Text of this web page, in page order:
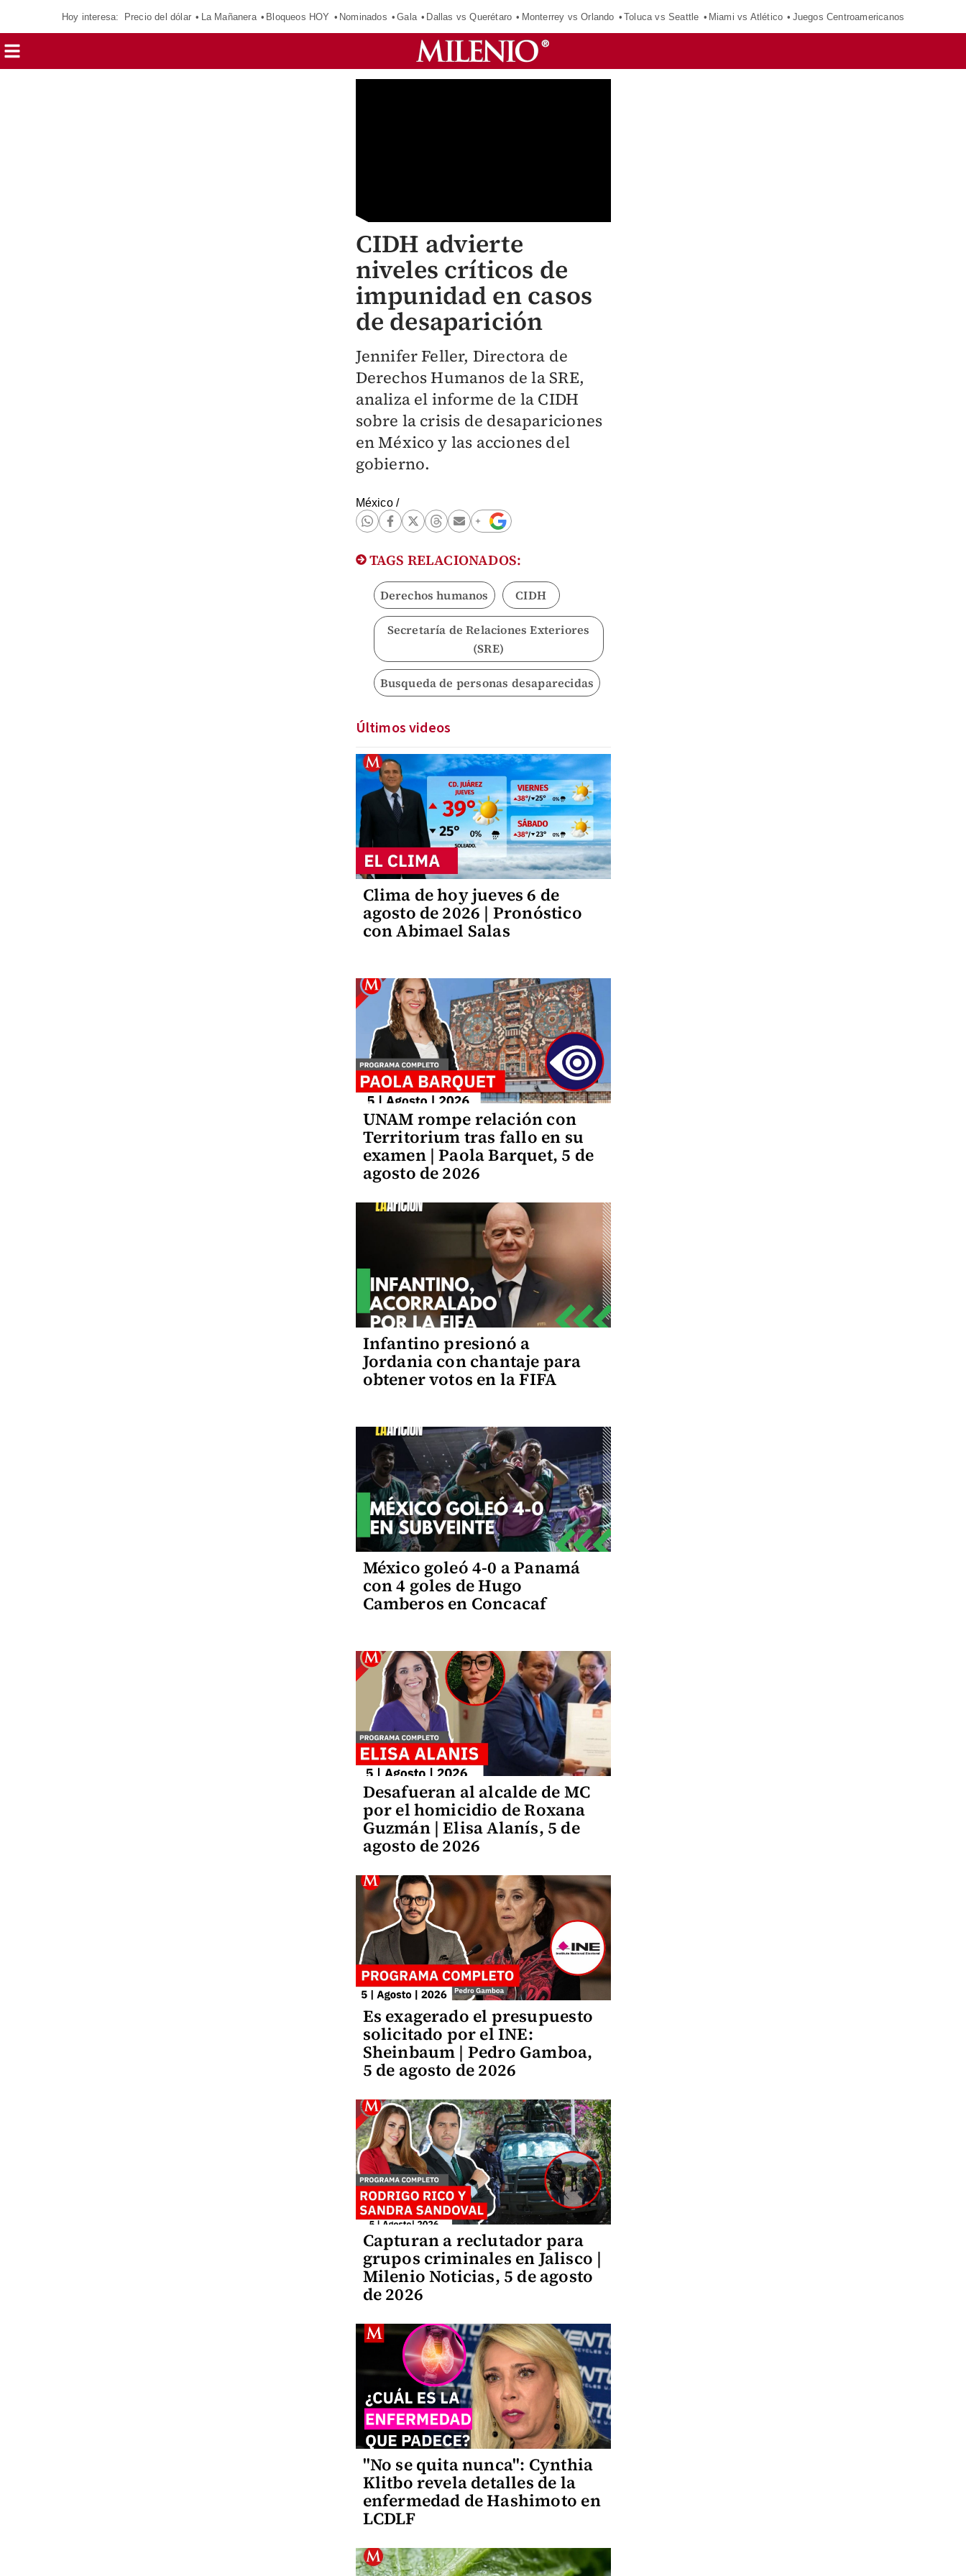
Hoy interesa: Precio del dólar La Mañanera Bloqueos HOY Nominados Gala Dallas vs Querétaro Monterrey vs Orlando Toluca vs Seattle Miami vs Atlético Juegos Centroamericanos
CIDH advierte
niveles críticos de
impunidad en casos
de desaparición
Jennifer Feller, Directora de
Derechos Humanos de la SRE,
analiza el informe de la CIDH
sobre la crisis de desapariciones
en México y las acciones del
gobierno.
México/
TAGS RELACIONADOS:
Derechos humanos CIDH
Secretaría de Relaciones Exteriores
(SRE)
Busqueda de personas desaparecidas
Últimos videos
Clima de hoy jueves 6 de
agosto de 2026 | Pronóstico
con Abimael Salas
UNAM rompe relación con
Territorium tras fallo en su
examen | Paola Barquet, 5 de
agosto de 2026
Infantino presionó a
Jordania con chantaje para
obtener votos en la FIFA
México goleó 4-0 a Panamá
con 4 goles de Hugo
Camberos en Concacaf
Desafueran al alcalde de MC
por el homicidio de Roxana
Guzmán | Elisa Alanís, 5 de
agosto de 2026
Es exagerado el presupuesto
solicitado por el INE:
Sheinbaum | Pedro Gamboa,
5 de agosto de 2026
Capturan a reclutador para
grupos criminales en Jalisco |
Milenio Noticias, 5 de agosto
de 2026
"No se quita nunca": Cynthia
Klitbo revela detalles de la
enfermedad de Hashimoto en
LCDLF